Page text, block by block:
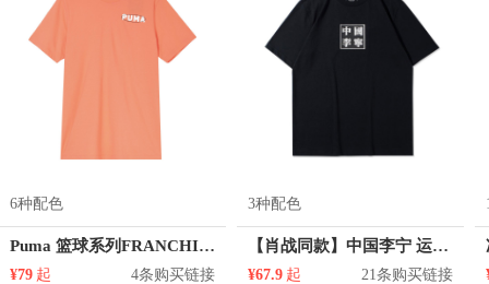
6种配色
Puma 篮球系列FRANCHISE印花纯棉圆领正肩短袖T恤 男女同款 530511
¥79 起 4条购买链接
3种配色
【肖战同款】中国李宁 运动篮球系列印花圆领短袖T恤 AHSR909
¥67.9 起 21条购买链接